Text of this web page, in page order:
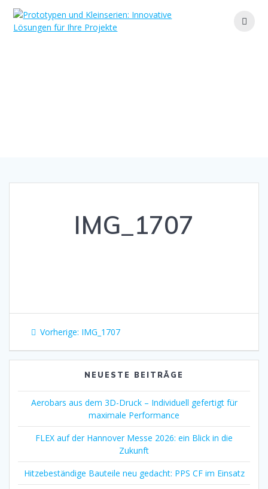
Inhalt
IMG_1707
Beitragsnavigation
Vorherige: Vorheriger
IMG_1707
NEUESTE BEITRÄGE
Aerobars aus dem 3D-Druck – Individuell gefertigt für
maximale Performance
FLEX auf der Hannover Messe 2026: ein Blick in die
Zukunft
Hitzebeständige Bauteile neu gedacht: PPS CF im Einsatz